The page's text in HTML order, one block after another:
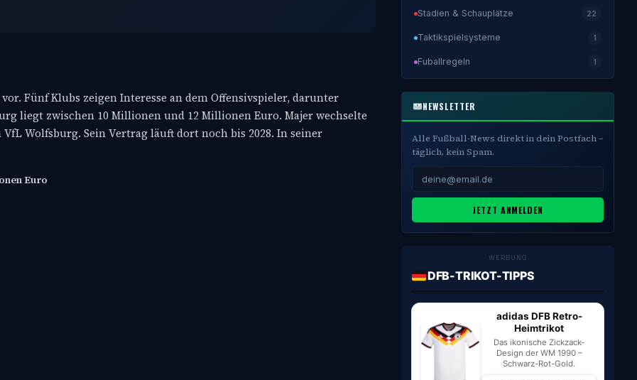
Fünf Klubs zeigen Interesse an dem Offensivspieler, darunter
liegt zwischen 10 Millionen und 12 Millionen Euro. Majer wechselte
Wolfsburg. Sein Vertrag läuft dort noch bis 2028. In seiner
Euro
Stadien & Schauplätze 22
Taktikspielsysteme 1
Fuballregeln 1
NEWSLETTER
Alle Fußball-News direkt in dein Postfach –
täglich, kein Spam.
JETZT ANMELDEN
WERBUNG
DFB-TRIKOT-TIPPS
adidas DFB Retro-
Heimtrikot
Das ikonische Zickzack-
Design der WM 1990 –
Schwarz-Rot-Gold.